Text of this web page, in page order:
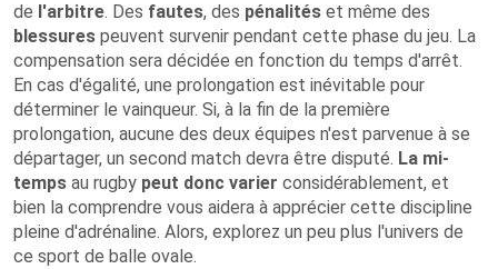
de l'arbitre. Des fautes, des pénalités et même des
blessures peuvent survenir pendant cette phase du jeu. La
compensation sera décidée en fonction du temps d'arrêt.
En cas d'égalité, une prolongation est inévitable pour
déterminer le vainqueur. Si, à la fin de la première
prolongation, aucune des deux équipes n'est parvenue à se
départager, un second match devra être disputé. La mi-
temps au rugby peut donc varier considérablement, et
bien la comprendre vous aidera à apprécier cette discipline
pleine d'adrénaline. Alors, explorez un peu plus l'univers de
ce sport de balle ovale.